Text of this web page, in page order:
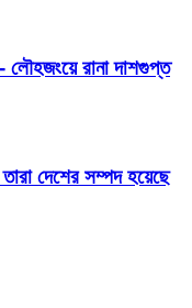
লৌহজংয়ে রানা দাশগুপ্ত
দেশের সম্পদ হয়েছে